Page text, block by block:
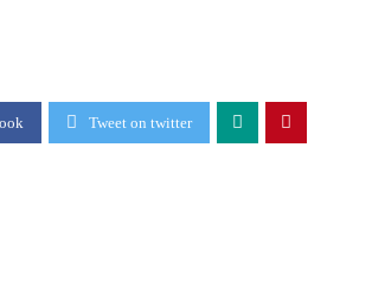
Tweet on twitter